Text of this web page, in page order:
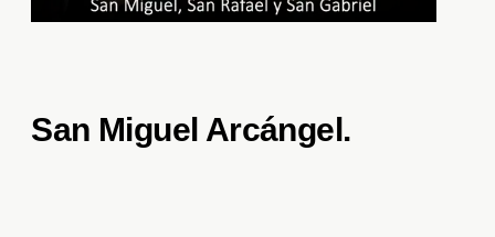
San Miguel Arcángel.